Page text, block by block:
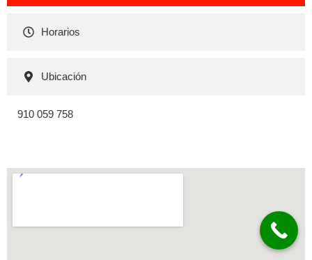
Horarios
Ubicación
910 059 758